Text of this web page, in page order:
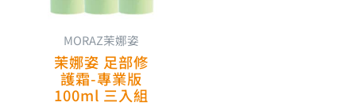
MORAZ茉娜姿
茉娜姿 足部修
護霜-專業版
100ml 三入組